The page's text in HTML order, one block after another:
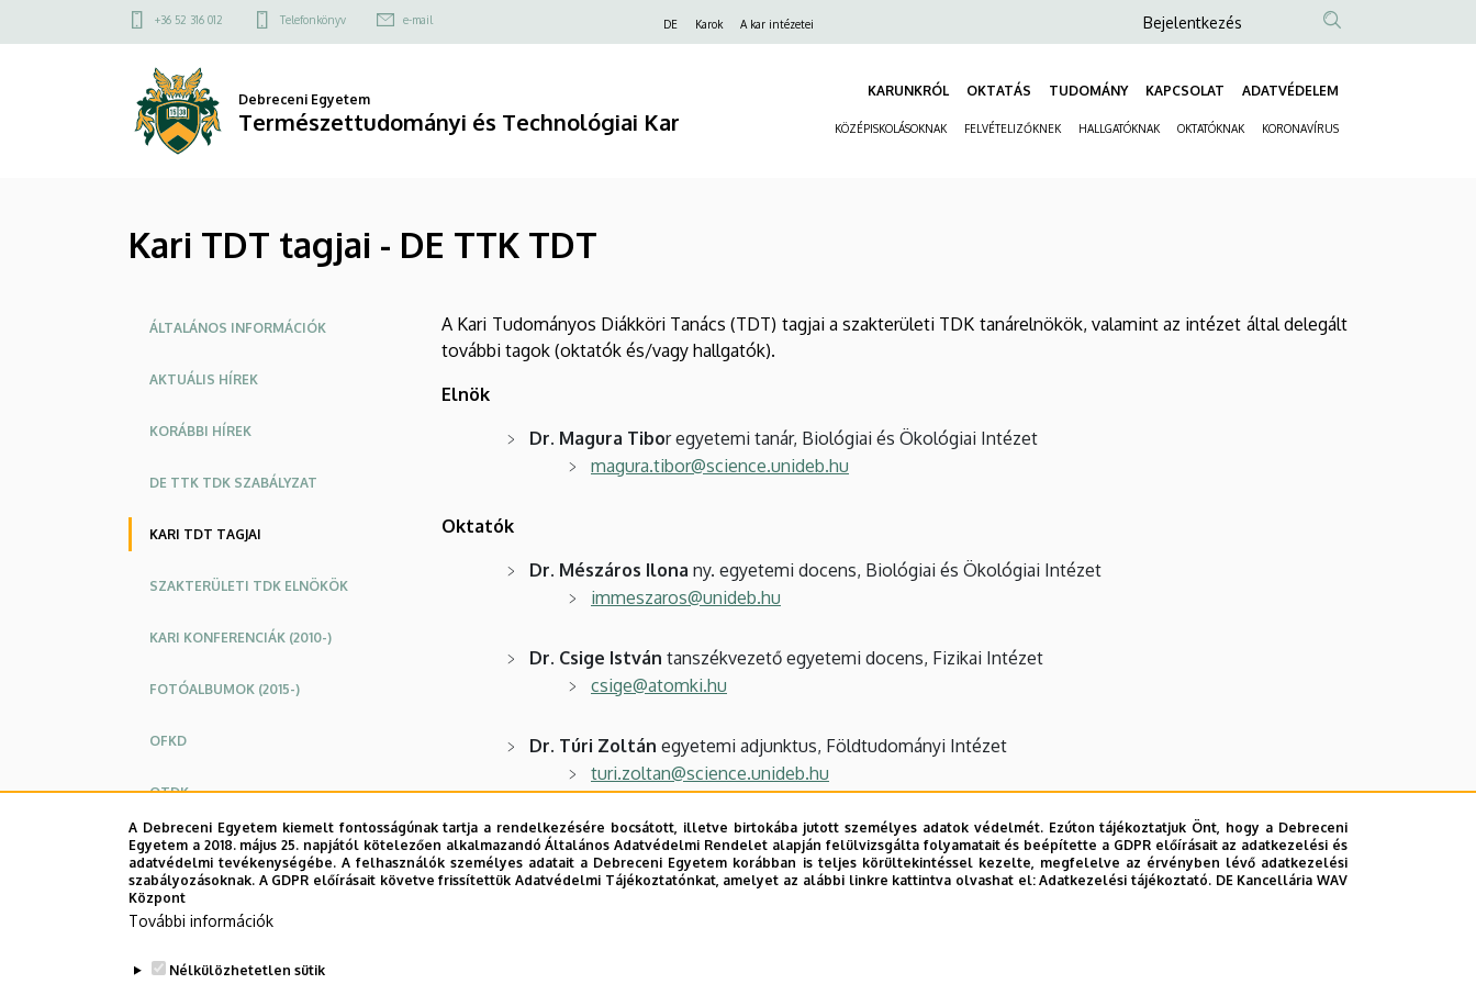
Természettudományi
Technológiai
a
Felső
menü
+36 52 316 012 Telefonkönyv e-mail DE Karok A kar intézetei
Anonim
fiók
menüje
Bejelentkezés
Debreceni Egyetem
Természettudományi és Technológiai Kar
KARUNKRÓL OKTATÁS TUDOMÁNY KAPCSOLAT ADATVÉDELEM
KÖZÉPISKOLÁSOKNAK FELVÉTELIZŐKNEK HALLGATÓKNAK OKTATÓKNAK KORONAVÍRUS
Kari TDT tagjai - DE TTK TDT
Oldalmenü
ÁLTALÁNOS INFORMÁCIÓK
AKTUÁLIS HÍREK
KORÁBBI HÍREK
DE TTK TDK SZABÁLYZAT
KARI TDT TAGJAI
SZAKTERÜLETI TDK ELNÖKÖK
KARI KONFERENCIÁK (2010-)
FOTÓALBUMOK (2015-)
OFKD
OTDK
A Kari Tudományos Diákköri Tanács (TDT) tagjai a szakterületi TDK tanárelnökök, valamint az intézet által delegált
további tagok (oktatók és/vagy hallgatók).
Elnök
Dr. Magura Tibor egyetemi tanár, Biológiai és Ökológiai Intézet
magura.tibor@science.unideb.hu
Oktatók
Dr. Mészáros Ilona ny. egyetemi docens, Biológiai és Ökológiai Intézet
immeszaros@unideb.hu
Dr. Csige István tanszékvezető egyetemi docens, Fizikai Intézet
csige@atomki.hu
Dr. Túri Zoltán egyetemi adjunktus, Földtudományi Intézet
turi.zoltan@science.unideb.hu
Dr. Lihi Norbertegyetemi docens, Kémiai Intézet
lihi.norbert@science.unideb.hu
A Debreceni Egyetem kiemelt fontosságúnak tartja a rendelkezésére bocsátott, illetve birtokába jutott személyes adatok védelmét. Ezúton tájékoztatjuk Önt, hogy a Debreceni
Egyetem a 2018. május 25. napjától kötelezően alkalmazandó Általános Adatvédelmi Rendelet alapján felülvizsgálta folyamatait és beépítette a GDPR előírásait az adatkezelési és
adatvédelmi tevékenységébe. A felhasználók személyes adatait a Debreceni Egyetem korábban is teljes körültekintéssel kezelte, megfelelve az érvényben lévő adatkezelési
szabályozásoknak. A GDPR előírásait követve frissítettük Adatvédelmi Tájékoztatónkat, amelyet az alábbi linkre kattintva olvashat el:Adatkezelési tájékoztató. DE Kancellária WAV
Központ
További információk
Nélkülözhetetlen sütik